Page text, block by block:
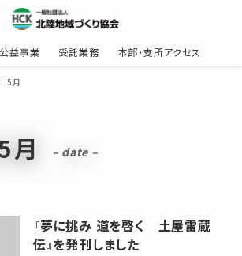
公益事業 受託業務 本部・支所アクセス
5月
月 – date –
『夢に挑み 道を啓く 土屋雷蔵
伝』を発刊しました